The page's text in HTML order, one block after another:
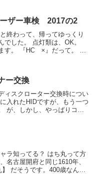
ザー車検 2017の2
終わって、帰ってゆっくり
でした。 点灯類は、OK。
す。 『HC ×』だって。 あ
ー交換
スクローター交換時につい
入れたHIDですが、もう一つ
が、しかし、やっぱりコネ
ラ知ってる？ はち丸って方
名古屋開府と同じ1610年、
だそうです。400歳なんで